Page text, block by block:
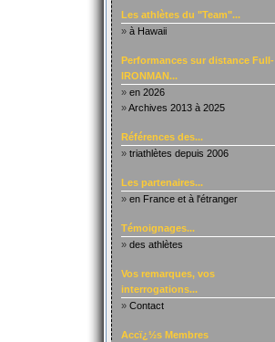
Les athlètes du "Team"...
» à Hawaii
Performances sur distance Full-
IRONMAN...
» en 2026
»Archives 2013 à 2025
Références des...
» triathlètes depuis 2006
Les partenaires...
» en France et à l'étranger
Témoignages...
» des athlètes
Vos remarques, vos
interrogations...
» Contact
Accï¿½s Membres